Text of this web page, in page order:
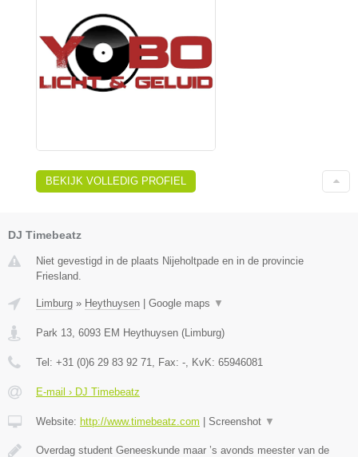
BEKIJK VOLLEDIG PROFIEL
DJ Timebeatz
Niet gevestigd in de plaats Nijeholtpade en in de provincie
Friesland.
Limburg » Heythuysen Google maps ▼
Park 13 6093 EM Heythuysen ( Limburg)
Tel: +31 (0)6 29 83 92 71 , Fax: - , KvK: 65946081
E-mail › DJ Timebeatz
Website: http://www.timebeatz.com Screenshot ▼
Overdag student Geneeskunde maar ’s avonds meester van de